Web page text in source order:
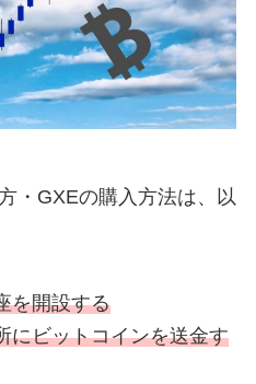
・GXEの購入方法は、以
を開設する
にビットコインを送金す